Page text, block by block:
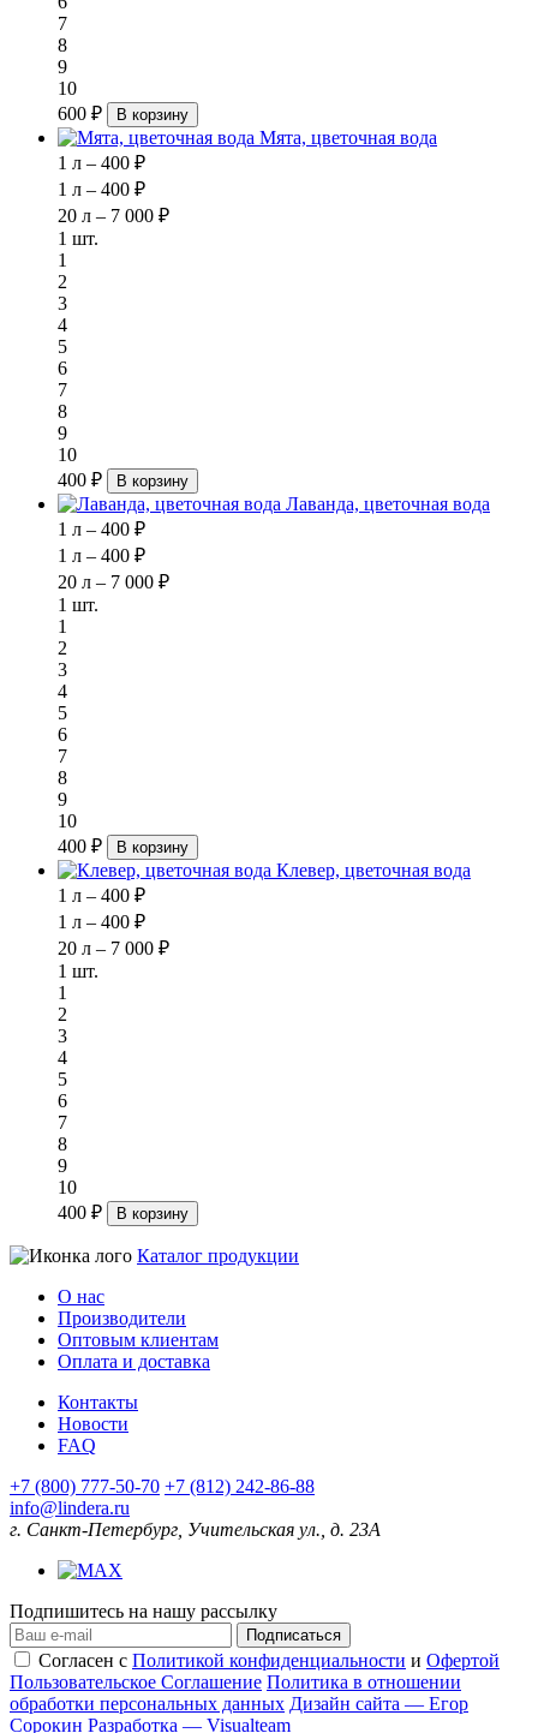
7
8
9
10
600 ₽
В корзину
Мята, цветочная вода
1 л – 400 ₽
1 л – 400 ₽
20 л – 7 000 ₽
1 шт.
1
2
3
4
5
6
7
8
9
10
400 ₽
В корзину
Лаванда, цветочная вода
1 л – 400 ₽
1 л – 400 ₽
20 л – 7 000 ₽
1 шт.
1
2
3
4
5
6
7
8
9
10
400 ₽
В корзину
Клевер, цветочная вода
1 л – 400 ₽
1 л – 400 ₽
20 л – 7 000 ₽
1 шт.
1
2
3
4
5
6
7
8
9
10
400 ₽
В корзину
Каталог продукции
О нас
Производители
Оптовым клиентам
Оплата и доставка
Контакты
Новости
FAQ
+7 (800) 777-50-70 +7 (812) 242-86-88
info@lindera.ru
г. Санкт-Петербург, Учительская ул., д. 23А
Подпишитесь на нашу рассылку
Подписаться
Согласен с Политикой конфиденциальности и Офертой
Пользовательское Соглашение Политика в отношении
обработки персональных данных Дизайн сайта — Егор
Сорокин Разработка — Visualteam